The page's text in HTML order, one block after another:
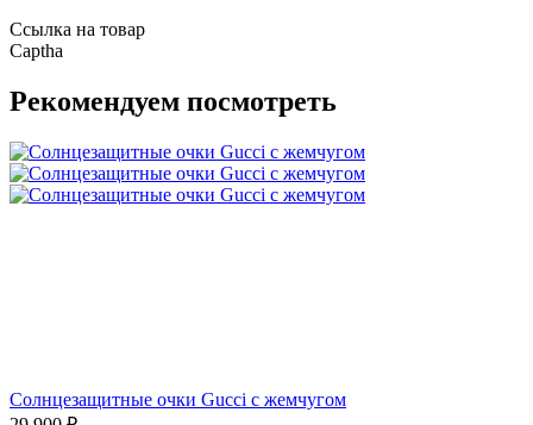
Ссылка на товар
Captha
Рекомендуем посмотреть
Солнцезащитные очки Gucci с жемчугом